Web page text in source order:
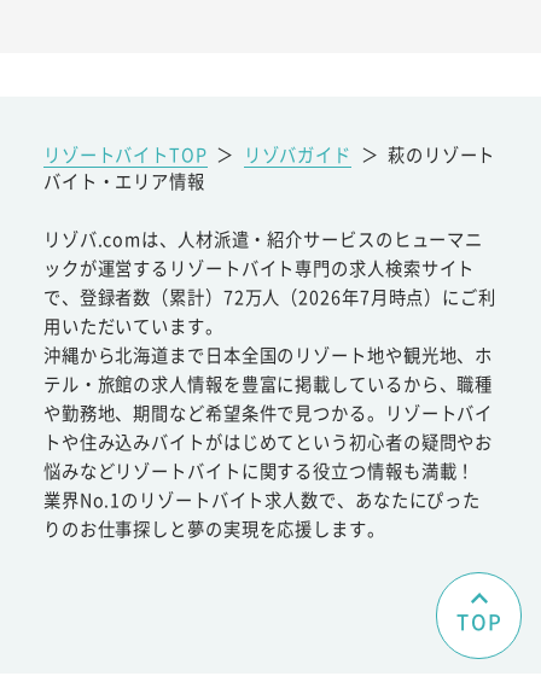
リゾートバイトTOP ＞ リゾバガイド ＞ 萩のリゾート
バイト・エリア情報
リゾバ.comは、人材派遣・紹介サービスのヒューマニ
ックが運営するリゾートバイト専門の求人検索サイト
で、登録者数（累計）72万人（2026年7月時点）にご利
用いただいています。
沖縄から北海道まで日本全国のリゾート地や観光地、ホ
テル・旅館の求人情報を豊富に掲載しているから、職種
や勤務地、期間など希望条件で見つかる。リゾートバイ
トや住み込みバイトがはじめてという初心者の疑問やお
悩みなどリゾートバイトに関する役立つ情報も満載！
業界No.1のリゾートバイト求人数で、あなたにぴった
りのお仕事探しと夢の実現を応援します。
TOP